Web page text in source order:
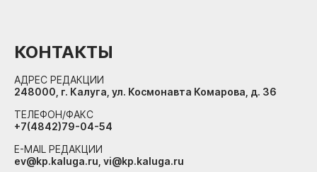
КОНТАКТЫ
АДРЕС РЕДАКЦИИ
248000, г. Калуга, ул. Космонавта Комарова, д. 36
ТЕЛЕФОН/ФАКС
+7(4842)79-04-54
E-MAIL РЕДАКЦИИ
ev@kp.kaluga.ru, vi@kp.kaluga.ru